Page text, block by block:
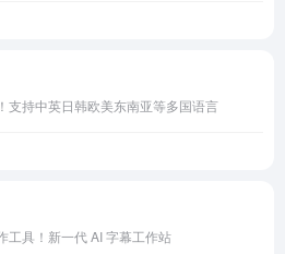
支持中英日韩欧美东南亚等多国语言
工具！新一代 AI 字幕工作站